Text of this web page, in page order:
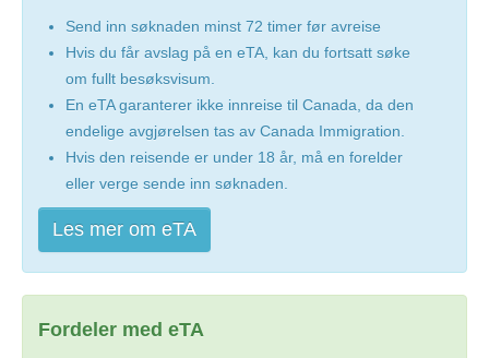
Send inn søknaden minst 72 timer før avreise
Hvis du får avslag på en eTA, kan du fortsatt søke
om fullt besøksvisum.
En eTA garanterer ikke innreise til Canada, da den
endelige avgjørelsen tas av Canada Immigration.
Hvis den reisende er under 18 år, må en forelder
eller verge sende inn søknaden.
Les mer om eTA
Fordeler med eTA